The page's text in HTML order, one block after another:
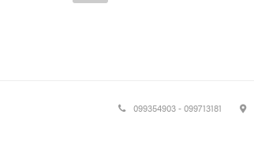
099354903 - 099713181